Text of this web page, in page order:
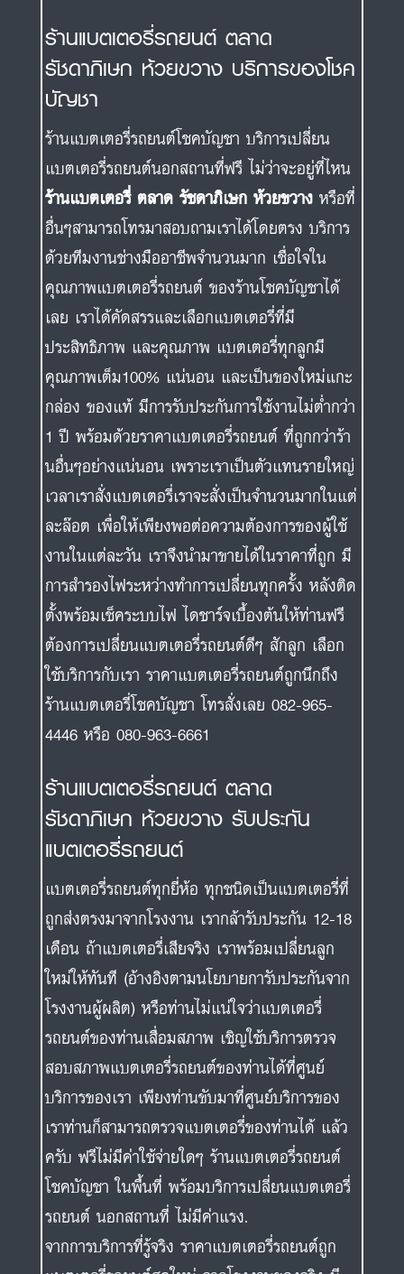
ร้านแบตเตอรี่รถยนต์ ตลาด
รัชดาภิเษก ห้วยขวาง บริการของโชค
บัญชา
ร้านแบตเตอรี่รถยนต์โชคบัญชา บริการเปลี่ยน
แบตเตอรี่รถยนต์นอกสถานที่ฟรี ไม่ว่าจะอยู่ที่ไหน
ร้านแบตเตอรี่ ตลาด รัชดาภิเษก ห้วยขวาง หรือที่
อื่นๆสามารถโทรมาสอบถามเราได้โดยตรง บริการ
ด้วยทีมงานช่างมืออาชีพจำนวนมาก เชื่อใจใน
คุณภาพแบตเตอรี่รถยนต์ ของร้านโชคบัญชาได้
เลย เราได้คัดสรรและเลือกแบตเตอรี่ที่มี
ประสิทธิภาพ และคุณภาพ แบตเตอรี่ทุกลูกมี
คุณภาพเต็ม100% แน่นอน และเป็นของใหม่แกะ
กล่อง ของแท้ มีการรับประกันการใช้งานไม่ต่ำกว่า
1 ปี พร้อมด้วยราคาแบตเตอรี่รถยนต์ ที่ถูกกว่าร้า
นอื่นๆอย่างแน่นอน เพราะเราเป็นตัวแทนรายใหญ่
เวลาเราสั่งแบตเตอรี่เราจะสั่งเป็นจำนวนมากในแต่
ละล๊อต เพื่อให้เพียงพอต่อความต้องการของผู้ใช้
งานในแต่ละวัน เราจึงนำมาขายได้ในราคาที่ถูก มี
การสำรองไฟระหว่างทำการเปลี่ยนทุกครั้ง หลังติด
ตั้งพร้อมเช็คระบบไฟ ไดชาร์จเบื้องต้นให้ท่านฟรี
ต้องการเปลี่ยนแบตเตอรี่รถยนต์ดีๆ สักลูก เลือก
ใช้บริการกับเรา ราคาแบตเตอรี่รถยนต์ถูกนึกถึง
ร้านแบตเตอรี่โชคบัญชา โทรสั่งเลย 082-965-
4446 หรือ 080-963-6661
ร้านแบตเตอรี่รถยนต์ ตลาด
รัชดาภิเษก ห้วยขวาง รับประกัน
แบตเตอรี่รถยนต์
แบตเตอรี่รถยนต์ทุกยี่ห้อ ทุกชนิดเป็นแบตเตอรี่ที่
ถูกส่งตรงมาจากโรงงาน เรากล้ารับประกัน 12-18
เดือน ถ้าแบตเตอรี่เสียจริง เราพร้อมเปลี่ยนลูก
ใหม่ให้ทันที (อ้างอิงตามนโยบายการับประกันจาก
โรงงานผู้ผลิต) หรือท่านไม่แน่ใจว่าแบตเตอรี่
รถยนต์ของท่านเสื่อมสภาพ เชิญใช้บริการตรวจ
สอบสภาพแบตเตอรี่รถยนต์ของท่านได้ที่ศูนย์
บริการของเรา เพียงท่านขับมาที่ศูนย์บริการของ
เราท่านก็สามารถตรวจแบตเตอรี่ของท่านได้ แล้ว
ครับ ฟรีไม่มีค่าใช้จ่ายใดๆ ร้านแบตเตอรี่รถยนต์
โชคบัญชา ในพื้นที่ พร้อมบริการเปลี่ยนแบตเตอรี่
รถยนต์ นอกสถานที่ ไม่มีค่าแรง.
จากการบริการที่รู้จริง ราคาแบตเตอรี่รถยนต์ถูก